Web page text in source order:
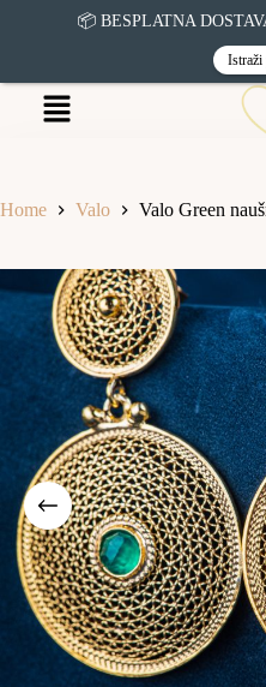
Home Valo Valo Green
📦 BESPLATNA
Istraži